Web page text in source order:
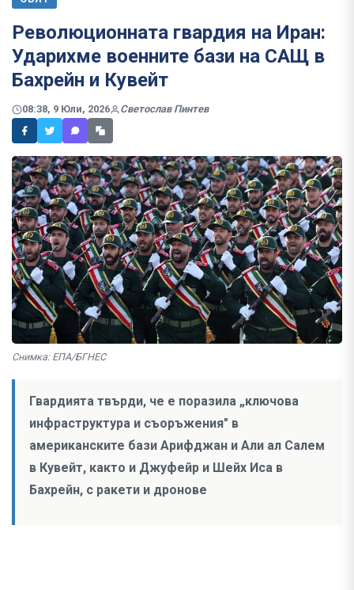
Революционната гвардия на Иран:
Ударихме военните бази на САЩ в
Бахрейн и Кувейт
08:38, 9 Юли, 2026 Светослав Пинтев
Снимка: ЕПА/БГНЕС
Гвардията твърди, че е поразила „ключова
инфраструктура и съоръжения" в
американските бази Арифджан и Али ал Салем
в Кувейт, както и Джуфейр и Шейх Иса в
Бахрейн, с ракети и дронове